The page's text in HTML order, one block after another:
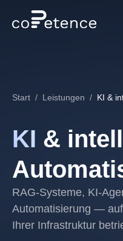
Start / Leistungen / KI &
KI &
RAG-Systeme, KI-
Automatisierung —
Ihrer Infrastruktur